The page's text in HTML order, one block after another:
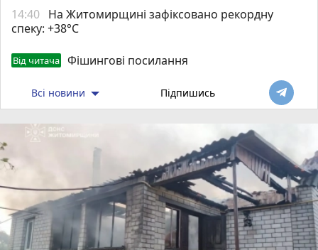
14:40 Н️а Житомирщині зафіксовано рекордну
спеку: +38°C
Від читача Фішингові посилання
Всі новини Підпишись